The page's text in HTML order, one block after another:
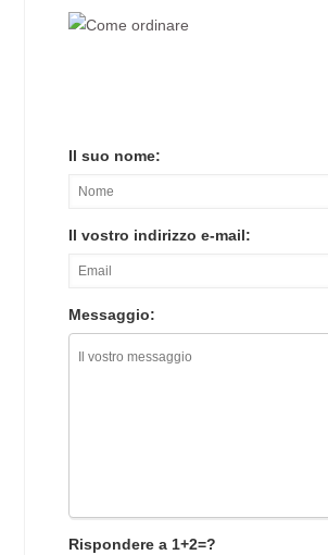
Il suo nome:
Il vostro indirizzo e-mail:
Messaggio:
Rispondere a 1+2=?